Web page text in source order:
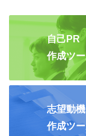
自己PR
作成ツ
志望動機
作成ツ